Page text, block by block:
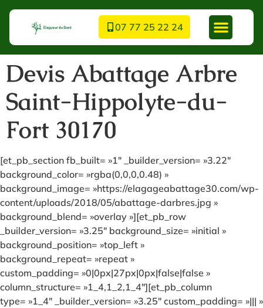
07 77 25 22 24
Devis Abattage Arbre
Saint-Hippolyte-du-
Fort 30170
[et_pb_section fb_built= »1″ _builder_version= »3.22″
background_color= »rgba(0,0,0,0.48) »
background_image= »https://elagageabattage30.com/wp-
content/uploads/2018/05/abattage-darbres.jpg »
background_blend= »overlay »][et_pb_row
_builder_version= »3.25″ background_size= »initial »
background_position= »top_left »
background_repeat= »repeat »
custom_padding= »0|0px|27px|0px|false|false »
column_structure= »1_4,1_2,1_4″][et_pb_column
type= »1_4″ _builder_version= »3.25″ custom_padding= »||| »